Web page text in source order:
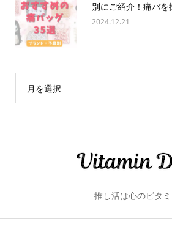
別にご紹介！痛バを
2024.12.21
月を選択
推し活は心のビタ